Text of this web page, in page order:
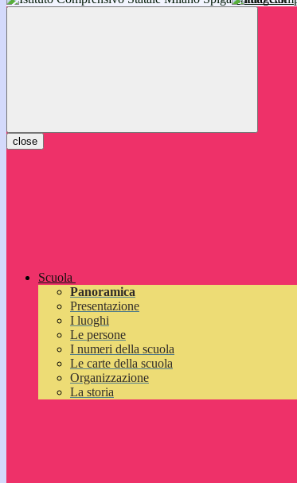
inizieranno il 14 settembre 2026: vi aspettiamo!
close
Scuola
Panoramica
Presentazione
I luoghi
Le persone
I numeri della scuola
Le carte della scuola
Organizzazione
La storia